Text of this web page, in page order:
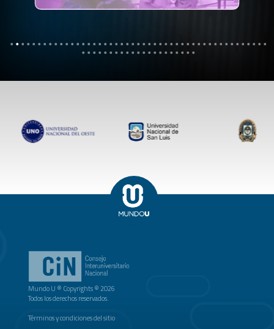
Mundo U ® Copyrights © 2026
Todos los derechos reservados.
Términos y condiciones del sitio